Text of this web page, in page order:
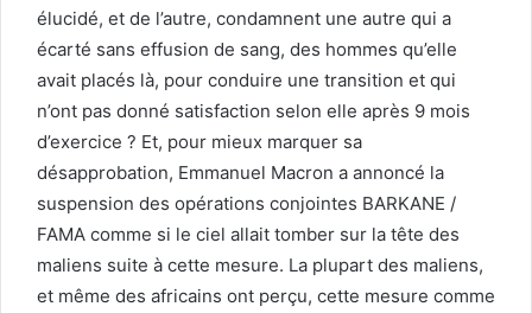
élucidé, et de l’autre, condamnent une autre qui a
écarté sans effusion de sang, des hommes qu’elle
avait placés là, pour conduire une transition et qui
n’ont pas donné satisfaction selon elle après 9 mois
d’exercice ? Et, pour mieux marquer sa
désapprobation, Emmanuel Macron a annoncé la
suspension des opérations conjointes BARKANE /
FAMA comme si le ciel allait tomber sur la tête des
maliens suite à cette mesure. La plupart des maliens,
et même des africains ont perçu, cette mesure comme